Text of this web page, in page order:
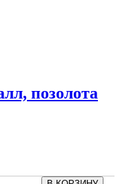
позолота